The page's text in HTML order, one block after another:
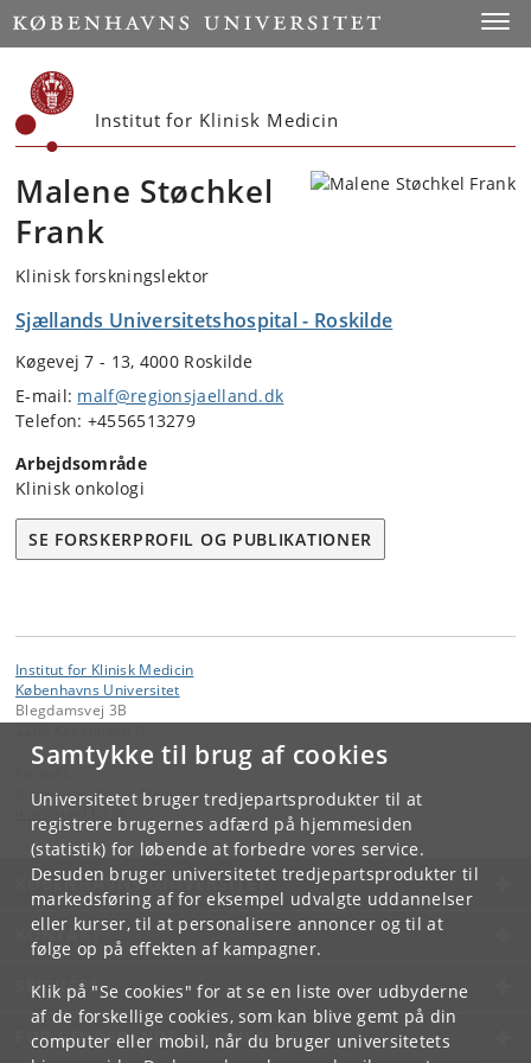
Samtykke til brug af cookies
Universitetet bruger tredjepartsprodukter til at
registrere brugernes adfærd på hjemmesiden
(statistik) for løbende at forbedre vores service.
Desuden bruger universitetet tredjepartsprodukter til
markedsføring af for eksempel udvalgte uddannelser
eller kurser, til at personalisere annoncer og til at
følge op på effekten af kampagner.
Klik på "Se cookies" for at se en liste over udbyderne
af de forskellige cookies, som kan blive gemt på din
computer eller mobil, når du bruger universitetets
Start
Institut for Klinisk Medicin
Malene Støchkel
Frank
Klinisk forskningslektor
Sjællands Universitetshospital - Roskilde
Køgevej 7 - 13, 4000 Roskilde
E-mail: malf@regionsjaelland.dk
Telefon: +4556513279
Arbejdsområde
Klinisk onkologi
SE FORSKERPROFIL OG PUBLIKATIONER
Institut for Klinisk Medicin
Københavns Universitet
Blegdamsvej 3B
Institut for Klinisk Medicin
KØBENHAVNS UNIVERSITET
KONTAKT
SERVICES
FOR STUDERENDE OG ANSATTE